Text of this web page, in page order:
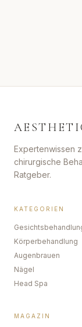
Expertenwissen
chirurgische
Ratgeber.
KATEGORIEN
Körperbehandlung
Augenbrauen
Nägel
Head Spa
MAGAZIN